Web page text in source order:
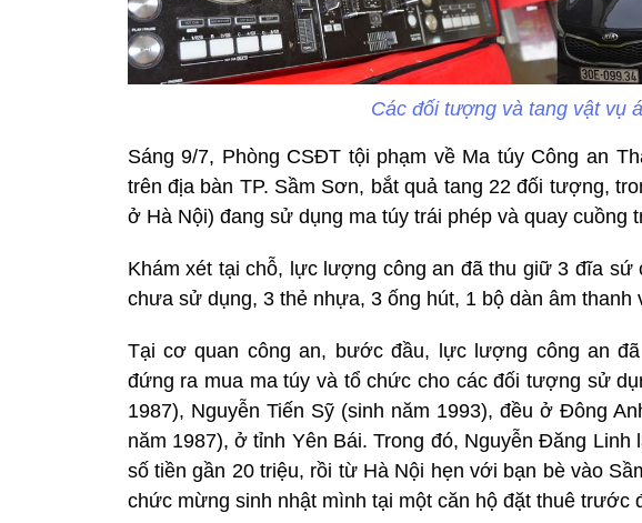
Các đối tượng và tang vật vụ
Sáng 9/7, Phòng CSĐT tội phạm về Ma túy Công an
trên địa bàn TP. Sầm Sơn, bắt quả tang 22 đối tượng,
ở Hà Nội) đang sử dụng ma túy trái phép và quay cuồng
Khám xét tại chỗ, lực lượng công an đã thu giữ 3 đĩa sứ
chưa sử dụng, 3 thẻ nhựa, 3 ống hút, 1 bộ dàn âm thanh
Tại cơ quan công an, bước đầu, lực lượng công an
đứng ra mua ma túy và tổ chức cho các đối tượng sử
1987), Nguyễn Tiến Sỹ (sinh năm 1993), đều ở Đông
năm 1987), ở tỉnh Yên Bái. Trong đó, Nguyễn Đăng
số tiền gần 20 triệu, rồi từ Hà Nội hẹn với bạn bè vào
chức mừng sinh nhật mình tại một căn hộ đặt thuê trước